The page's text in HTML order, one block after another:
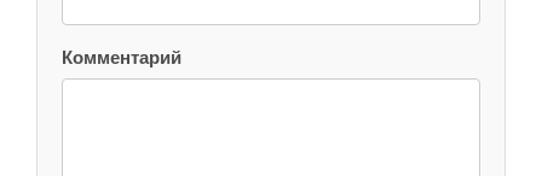
Комментарий